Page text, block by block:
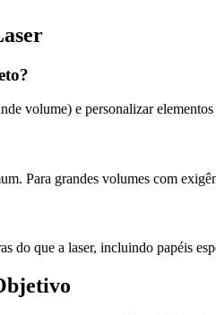
volume) e personalizar
Para grandes volumes com
do que a laser, incluindo papéis